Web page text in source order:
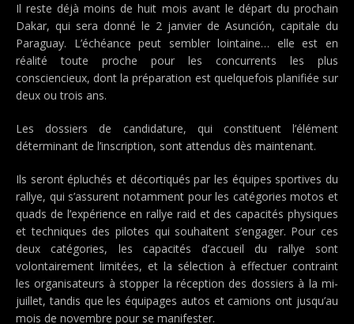
Il reste déjà moins de huit mois avant le départ du prochain
Dakar, qui sera donné le 2 janvier de Asunción, capitale du
Paraguay. L’échéance peut sembler lointaine… elle est en
réalité toute proche pour les concurrents les plus
consciencieux, dont la préparation est quelquefois planifiée sur
deux ou trois ans.
Les dossiers de candidature, qui constituent l’élément
déterminant de l’inscription, sont attendus dès maintenant.
Ils seront épluchés et décortiqués par les équipes sportives du
rallye, qui s’assurent notamment pour les catégories motos et
quads de l’expérience en rallye raid et des capacités physiques
et techniques des pilotes qui souhaitent s’engager. Pour ces
deux catégories, les capacités d’accueil du rallye sont
volontairement limitées, et la sélection à effectuer contraint
les organisateurs à stopper la réception des dossiers à la mi-
juillet, tandis que les équipages autos et camions ont jusqu’au
mois de novembre pour se manifester.